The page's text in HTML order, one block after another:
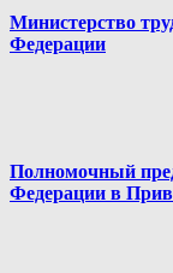
Министерство
Федерации
Полномочный
Федерации в